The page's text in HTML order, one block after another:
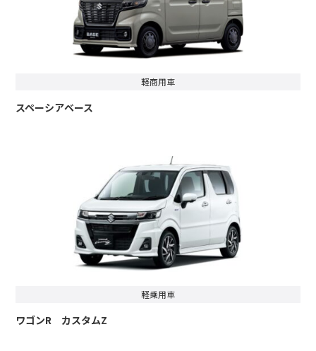
軽商用車
スペーシアベース
軽乗用車
ワゴンR カスタムZ